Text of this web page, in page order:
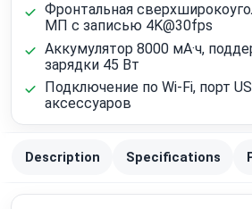
Фронтальная
МП с записью 4K@30fps
Аккумулятор 8000 мА·ч,
зарядки 45 Вт
Подключение по Wi‑Fi, порт
аксессуаров
Description Specifications